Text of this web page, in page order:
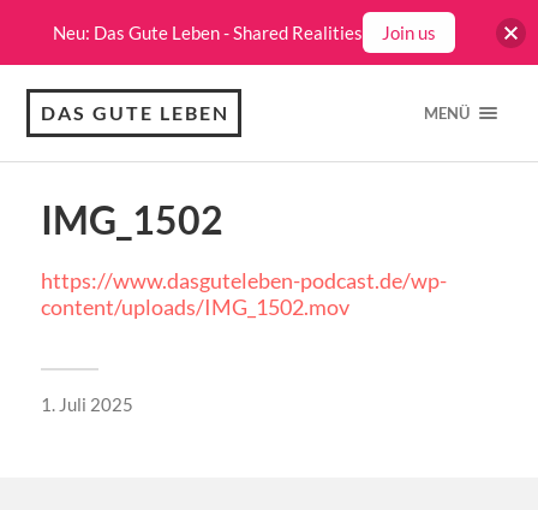
DAS GUTE LEBEN MENÜ
IMG_1502
https://www.dasguteleben-podcast.de/wp-
content/uploads/IMG_1502.mov
1. Juli 2025
Neu: Das Gute Leben - Shared Realities Join us